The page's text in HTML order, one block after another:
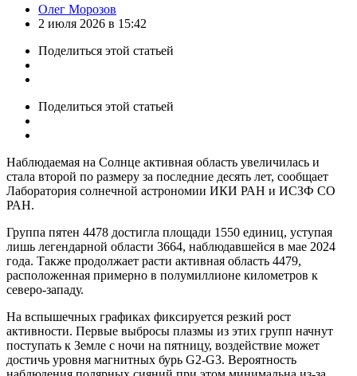
Posted
by
Олег Морозов
2 июля 2026 в 15:42
Поделиться этой статьей
Поделиться этой статьей
Наблюдаемая на Солнце активная область увеличилась и
стала второй по размеру за последние десять лет, сообщает
Лаборатория солнечной астрономии ИКИ РАН и ИСЗФ СО
РАН.
Группа пятен 4478 достигла площади 1550 единиц, уступая
лишь легендарной области 3664, наблюдавшейся в мае 2024
года. Также продолжает расти активная область 4479,
расположенная примерно в полумиллионе километров к
северо-западу.
На вспышечных графиках фиксируется резкий рост
активности. Первые выбросы плазмы из этих групп начнут
поступать к Земле с ночи на пятницу, воздействие может
достичь уровня магнитных бурь G2-G3. Вероятность